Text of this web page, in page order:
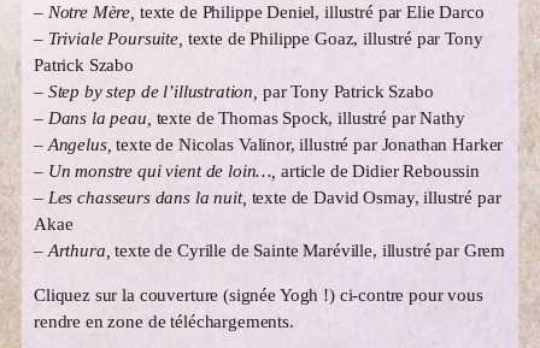
– Notre Mère, texte de Philippe Deniel, illustré par Elie Darco
– Triviale Poursuite, texte de Philippe Goaz, illustré par Tony
Patrick Szabo
– Step by step de l’illustration, par Tony Patrick Szabo
– Dans la peau, texte de Thomas Spock, illustré par Nathy
– Angelus,texte de Nicolas Valinor, illustré par Jonathan Harker
– Un monstre qui vient de loin…, article de Didier Reboussin
–Les chasseurs dans la nuit, texte de David Osmay, illustré par
Akae
– Arthura,texte de Cyrille de Sainte Maréville, illustré par Grem
Cliquez sur la couverture (signée Yogh !) ci-contre pour vous
rendre en zone de téléchargements.